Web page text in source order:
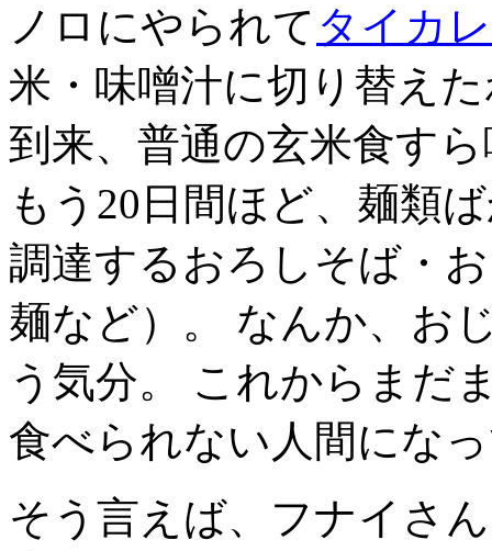
ノロにやられて タイカ
米・味噌汁に切り替え
到来、普通の玄米食す
もう20日間ほど、麺類
調達するおろしそば・
麺など）。 なんか、
う気分。 これからまだ
食べられない人間にな
そう言えば、フナイさ